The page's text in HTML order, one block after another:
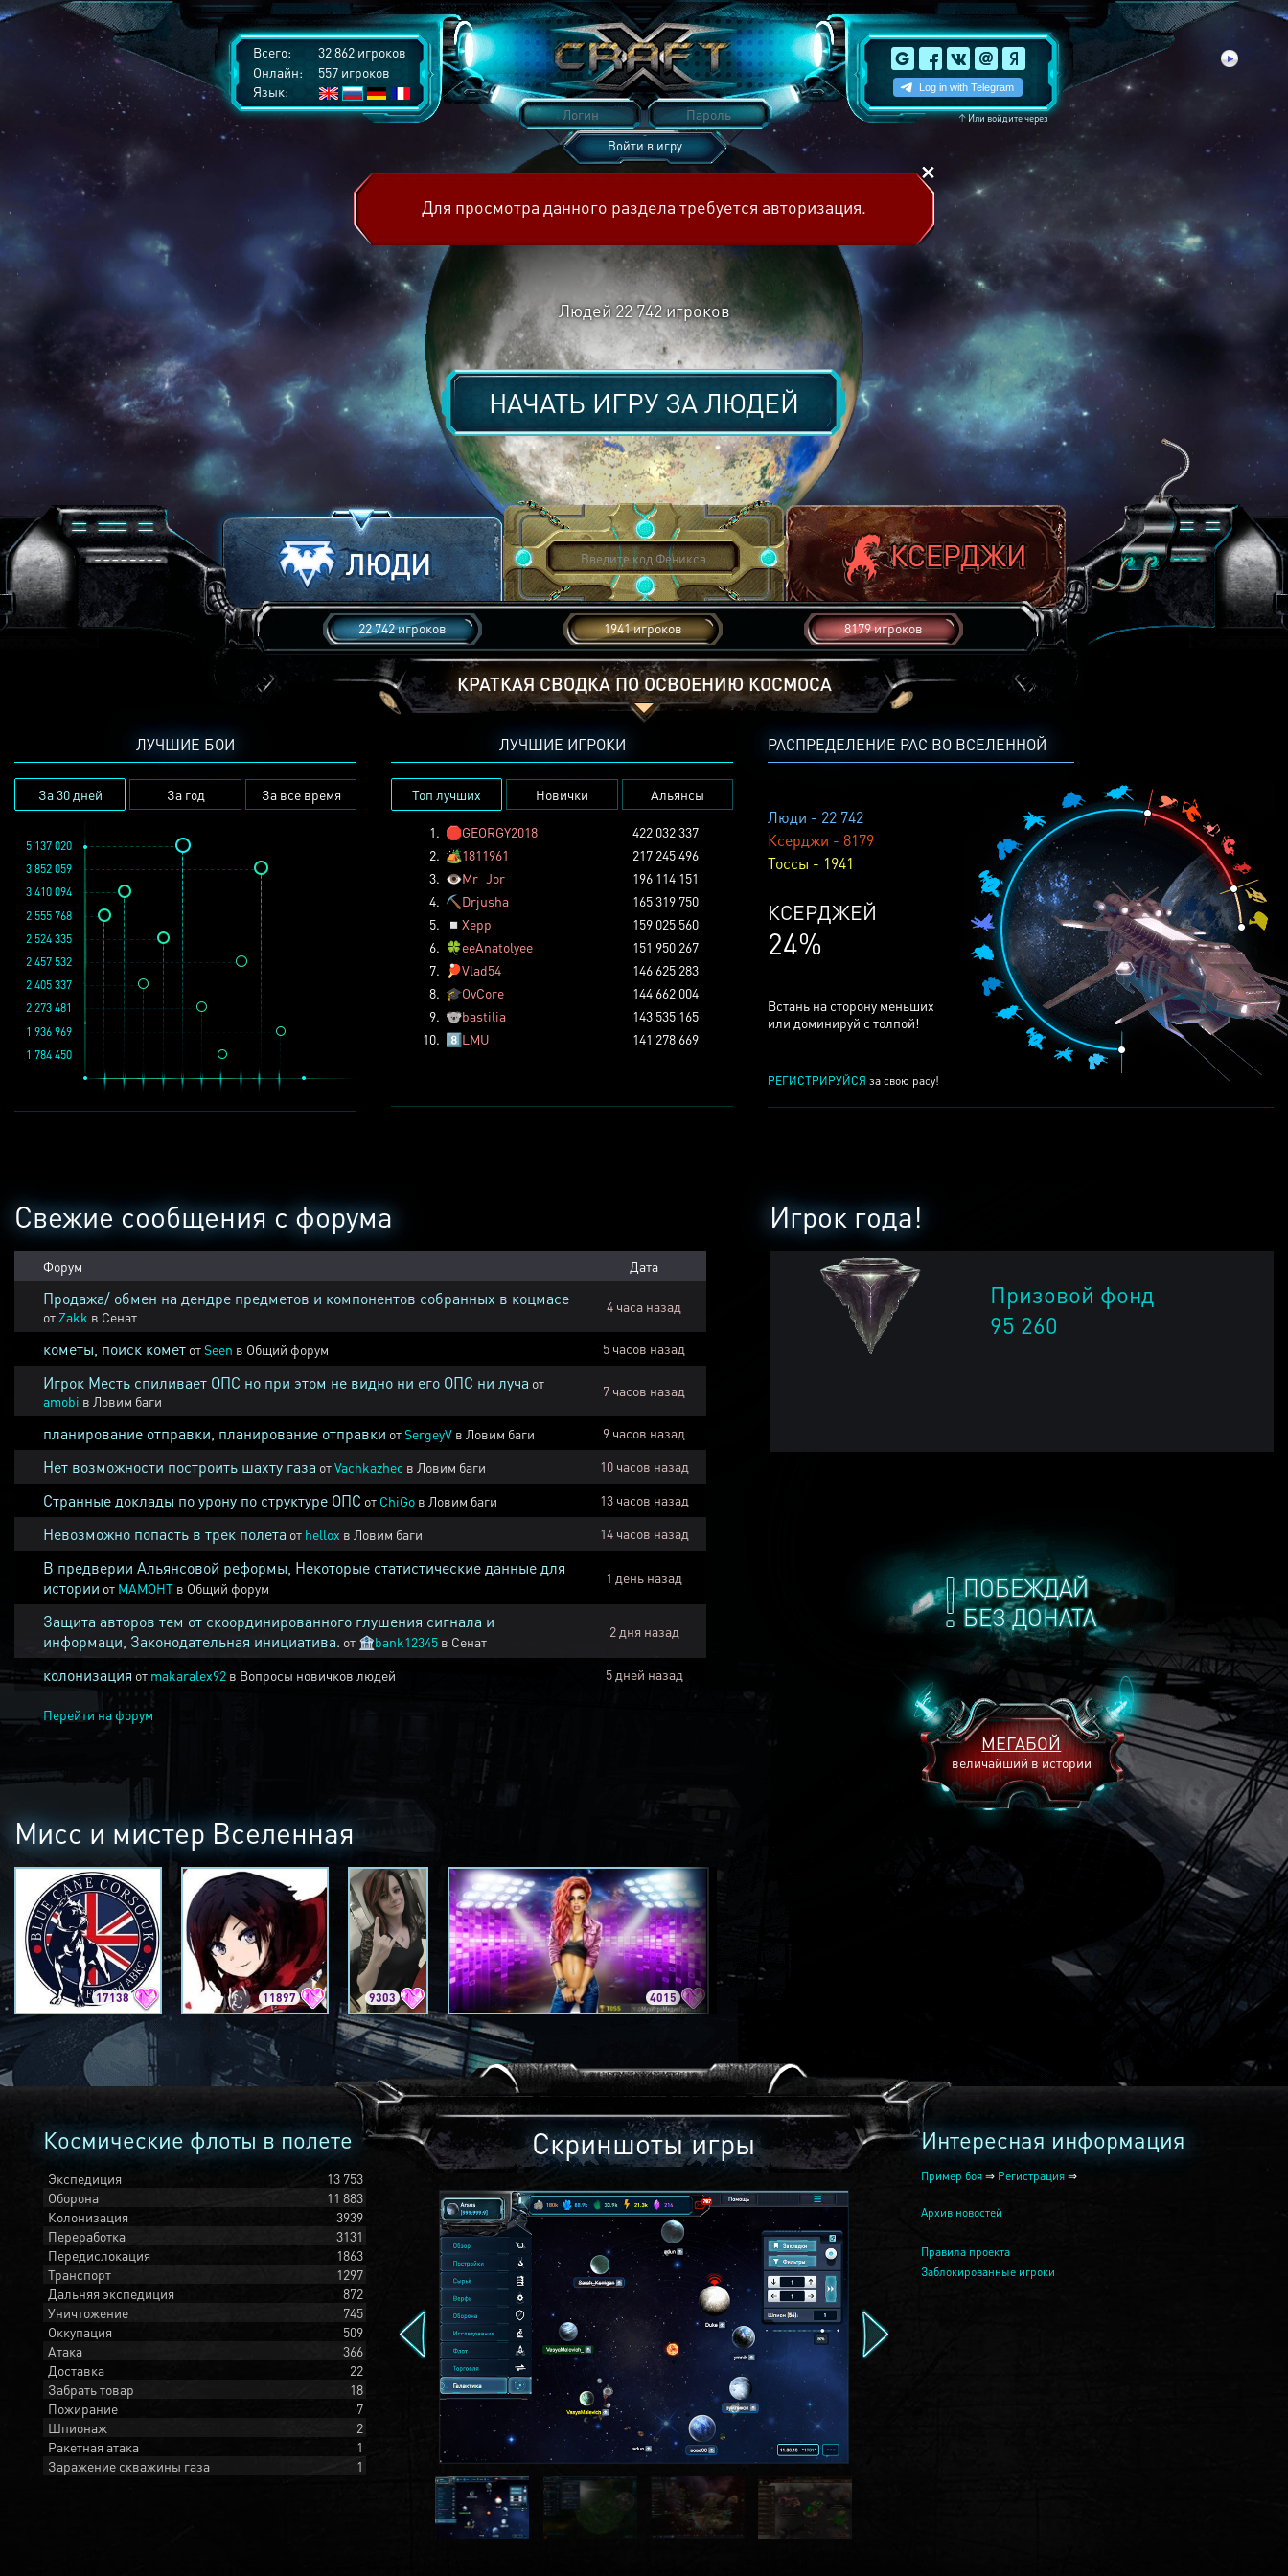
Всего:
32 862 игроков
Онлайн:
557 игроков
Язык:
↑Или войдите через
Войти в игру
Для просмотра данного раздела требуется авторизация.
Людей 22 742игроков
НАЧАТЬ ИГРУ ЗАЛЮДЕЙ
22 742 игроков 1941 игроков 8179 игроков
КРАТКАЯ СВОДКА ПО ОСВОЕНИЮ КОСМОСА
РАСПРЕДЕЛЕНИЕ РАС ВО ВСЕЛЕННОЙ
Люди - 22 742
Ксерджи - 8179
Тоссы - 1941
КСЕРДЖЕЙ
24%
Встань на сторону меньших
или доминируй с толпой!
РЕГИСТРИРУЙСЯ за свою расу!
ЛУЧШИЕ БОИ
За 30 дней За год За все время
1 936 969
3 852 059
2 457 532
1 784 450
2 273 481
5 137 020
2 524 335
2 405 337
3 410 094
2 555 768
ЛУЧШИЕ ИГРОКИ
Топ лучших Новички Альянсы
1. 🛑GEORGY2018
422 032 337
2. 🏕️1811961
217 245 496
3. 👁️Mr_Jor
196 114 151
4. ⛏️ Drjusha
165 319 750
5.
◽ Xepp
159 025 560
6. 🍀eeAnatolyee
151 950 267
7.
🏓Vlad54
146 625 283
8. 🎓OvCore
144 662 004
9. 🐨bastilia
143 535 165
10. 8️⃣LMU 141 278 669
ПОБЕЖДАЙ
БЕЗ ДОНАТА
МЕГАБОЙ
величайший в истории
Игрок года!
Призовой фонд
95 260
Свежие сообщения с форума
Форум Дата
Продажа/ обмен на дендре предметов и компонентов собранных в коцмасе
от Zakk в Сенат
4 часа назад
кометы, поиск комет отSeen в Общий форум 5 часов назад
Игрок Месть спиливает ОПС но при этом не видно ни его ОПС ни луча от
amobi в Ловим баги
7 часов назад
планирование отправки, планирование отправки отSergeyV в Ловим баги 9 часов назад
Нет возможности построить шахту газа отVachkazhec в Ловим баги 10 часов назад
Странные доклады по урону по структуре ОПС от ChiGo в Ловим баги 13 часов назад
Невозможно попасть в трек полета от hellox в Ловим баги 14 часов назад
В предверии Альянсовой реформы, Некоторые статистические данные для
истории от MAMOHT в Общий форум
1 день назад
Защита авторов тем от скоординированного глушения сигнала и
информаци, Законодательная инициатива. от 🏦bank12345 в Сенат
2 дня назад
колонизация от makaralex92 в Вопросы новичков людей 5 дней назад
Перейти на форум
Мисс и мистер Вселенная
17138 11897 9303 4015 2240
Космические флоты в полете
Экспедиция
13 753
Оборона
11 883
Колонизация
3939
Переработка
3131
Передислокация
1863
Транспорт
1297
Дальняя экспедиция
872
Уничтожение
745
Оккупация
509
Атака
366
Доставка
22
Забрать товар
18
Пожирание
7
Шпионаж
2
Ракетная атака
1
Заражение скважины газа
1
Скриншоты игры Интересная информация
Пример боя ⇒ Регистрация ⇒
Архив новостей
Правила проекта
Заблокированные игроки